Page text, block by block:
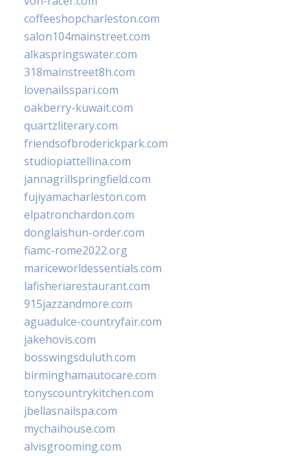
coffeeshopcharleston.com
salon104mainstreet.com
alkaspringswater.com
318mainstreet8h.com
lovenailsspari.com
oakberry-kuwait.com
quartzliterary.com
friendsofbroderickpark.com
studiopiattellina.com
jannagrillspringfield.com
fujiyamacharleston.com
elpatronchardon.com
donglaishun-order.com
fiamc-rome2022.org
mariceworldessentials.com
lafisheriarestaurant.com
915jazzandmore.com
aguadulce-countryfair.com
jakehovis.com
bosswingsduluth.com
birminghamautocare.com
tonyscountrykitchen.com
jbellasnailspa.com
mychaihouse.com
alvisgrooming.com